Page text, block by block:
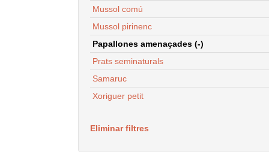
Mussol comú
Mussol pirinenc
Papallones amenaçades (-)
Prats seminaturals
Samaruc
Xoriguer petit
Eliminar filtres